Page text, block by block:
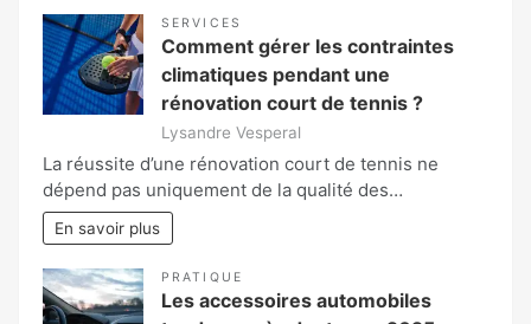
SERVICES
Comment gérer les contraintes
climatiques pendant une
rénovation court de tennis ?
Lysandre Vesperal
La réussite d’une rénovation court de tennis ne
dépend pas uniquement de la qualité des…
En savoir plus
PRATIQUE
Les accessoires automobiles